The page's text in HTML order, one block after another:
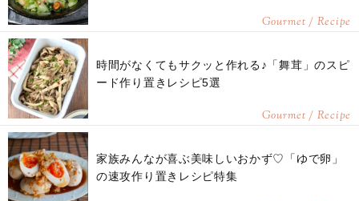
Gourmet / Recipe
時間がなくてもサクッと作れる♪「舞茸」のスピ
ード作り置きレシピ5選
Gourmet / Recipe
家族みんなが喜ぶ美味しいおかず♡「ゆで卵」
の速攻作り置きレシピ特集